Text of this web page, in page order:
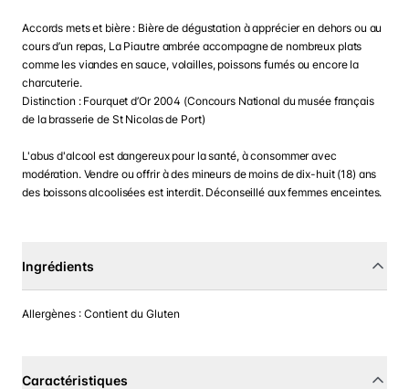
Accords mets et bière : Bière de dégustation à apprécier en dehors ou au
cours d’un repas, La Piautre ambrée accompagne de nombreux plats
comme les viandes en sauce, volailles, poissons fumés ou encore la
charcuterie.
Distinction : Fourquet d’Or 2004 (Concours National du musée français
de la brasserie de St Nicolas de Port)
L'abus d'alcool est dangereux pour la santé, à consommer avec
modération. Vendre ou offrir à des mineurs de moins de dix-huit (18) ans
des boissons alcoolisées est interdit. Déconseillé aux femmes enceintes.
Ingrédients
Allergènes : Contient du Gluten
Caractéristiques